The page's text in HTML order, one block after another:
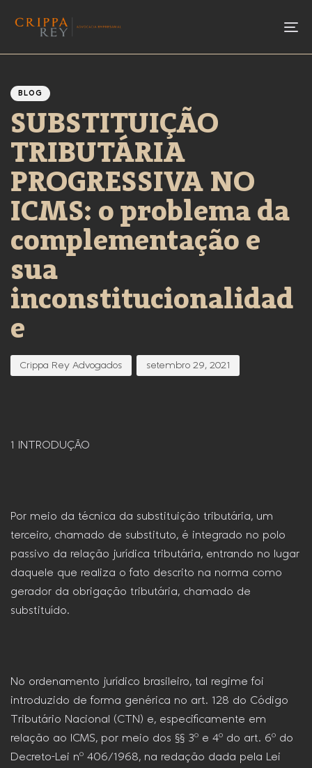
BLOG
SUBSTITUIÇÃO
TRIBUTÁRIA
PROGRESSIVA NO
ICMS: o problema da
complementação e
sua
inconstitucionalidad
e
Crippa Rey Advogados setembro 29, 2021
1 INTRODUÇÃO
Por meio da técnica da substituição tributária, um
terceiro, chamado de substituto, é integrado no polo
passivo da relação jurídica tributária, entrando no lugar
daquele que realiza o fato descrito na norma como
gerador da obrigação tributária, chamado de
substituído.
No ordenamento jurídico brasileiro, tal regime foi
introduzido de forma genérica no art. 128 do Código
Tributário Nacional (CTN) e, especificamente em
relação ao ICMS, por meio dos §§ 3º e 4º do art. 6º do
Decreto-Lei nº 406/1968, na redação dada pela Lei